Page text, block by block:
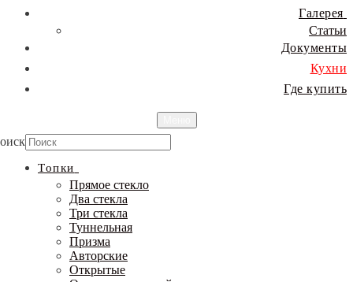
Галерея
Статьи
Документы
Кухни
Где купить
Топки
Прямое стекло
Два стекла
Три стекла
Туннельная
Призма
Авторские
Открытые